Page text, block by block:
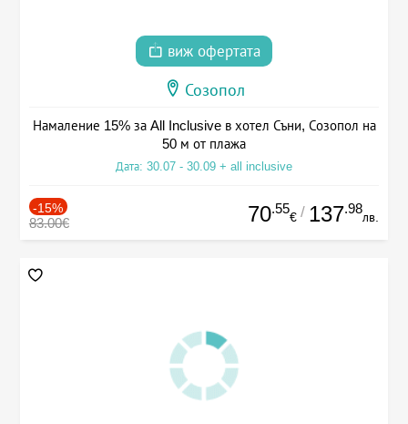
виж офертата
Созопол
Намаление 15% за All Inclusive в хотел Съни, Созопол на
50 м от плажа
Дата: 30.07 - 30.09 + all inclusive
-15%
83.00€ 70.55
€ / 137.98
лв.